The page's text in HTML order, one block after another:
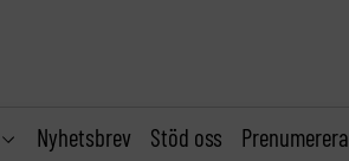
Nyhetsbrev Stöd oss Prenumerera